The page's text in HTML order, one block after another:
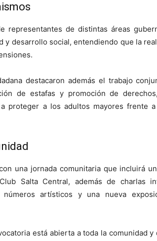
representantes de distintas áreas
y desarrollo social, entendiendo que la
destacaron además el trabajo
de estafas y promoción de
proteger a los adultos mayores frente
una jornada comunitaria que incluirá
Salta Central, además de charlas
números artísticos y una nueva
está abierta a toda la comunidad y